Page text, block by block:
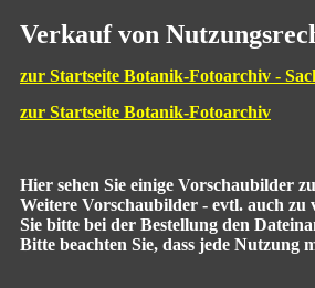
Verkauf von
zur Startseite Botanik-Fotoarchiv -
zur Startseite Botanik-Fotoarchiv
Hier sehen Sie einige Vorschaubilder
Weitere Vorschaubilder - evtl. auch zu
Sie bitte bei der Bestellung den
Bitte beachten Sie, dass jede